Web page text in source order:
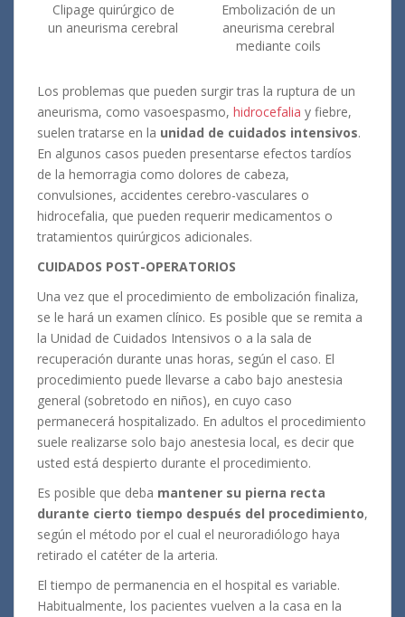
Clipage quirúrgico de
un aneurisma cerebral
Embolización de un
aneurisma cerebral
mediante coils
Los problemas que pueden surgir tras la ruptura de un
aneurisma, como vasoespasmo, hidrocefalia y fiebre,
suelen tratarse en la unidad de cuidados intensivos.
En algunos casos pueden presentarse efectos tardíos
de la hemorragia como dolores de cabeza,
convulsiones, accidentes cerebro-vasculares o
hidrocefalia, que pueden requerir medicamentos o
tratamientos quirúrgicos adicionales.
CUIDADOS POST-OPERATORIOS
Una vez que el procedimiento de embolización finaliza,
se le hará un examen clínico. Es posible que se remita a
la Unidad de Cuidados Intensivos o a la sala de
recuperación durante unas horas, según el caso. El
procedimiento puede llevarse a cabo bajo anestesia
general (sobretodo en niños), en cuyo caso
permanecerá hospitalizado. En adultos el procedimiento
suele realizarse solo bajo anestesia local, es decir que
usted está despierto durante el procedimiento.
Es posible que deba mantener su pierna recta
durante cierto tiempo después del procedimiento,
según el método por el cual el neuroradiólogo haya
retirado el catéter de la arteria.
El tiempo de permanencia en el hospital es variable.
Habitualmente, los pacientes vuelven a la casa en la